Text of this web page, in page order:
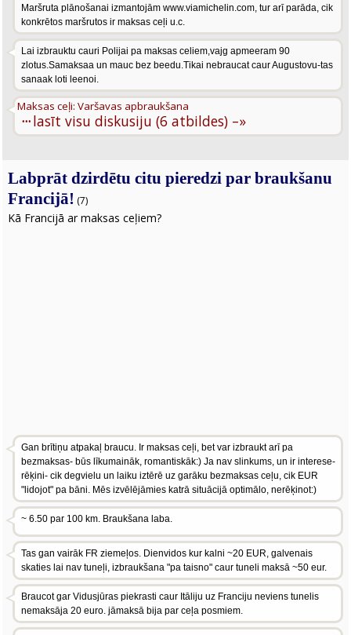
Maršruta plānošanai izmantojām www.viamichelin.com, tur arī parāda, cik
konkrētos maršrutos ir maksas ceļi u.c.
Lai izbrauktu cauri Polijai pa maksas celiem,vajg apmeeram 90
zlotus.Samaksaa un mauc bez beedu.Tikai nebraucat caur Augustovu-tas
sanaak loti leenoi.
···
Maksas ceļi: Varšavas apbraukšana
lasīt visu diskusiju (6 atbildes) –»
Labprāt dzirdētu citu pieredzi par braukšanu
Francijā! (7)
Kā Francijā ar maksas ceļiem?
Gan brītiņu atpakaļ braucu. Ir maksas ceļi, bet var izbraukt arī pa
bezmaksas- būs līkumaināk, romantiskāk:) Ja nav slinkums, un ir interese-
rēķini- cik degvielu un laiku iztērē uz garāku bezmaksas ceļu, cik EUR
"lidojot" pa bāni. Mēs izvēlējāmies katrā situācijā optimālo, nerēķinot:)
~ 6.50 par 100 km. Braukšana laba.
Tas gan vairāk FR ziemeļos. Dienvidos kur kalni ~20 EUR, galvenais
skaties lai nav tuneļi, izbraukšana "pa taisno" caur tuneli maksā ~50 eur.
Braucot gar Vidusjūras piekrasti caur Itāliju uz Franciju neviens tunelis
nemaksāja 20 euro. jāmaksā bija par ceļa posmiem.